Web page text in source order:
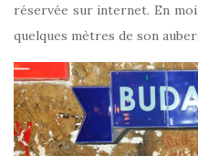
réservée sur internet. En
quelques mètres de son